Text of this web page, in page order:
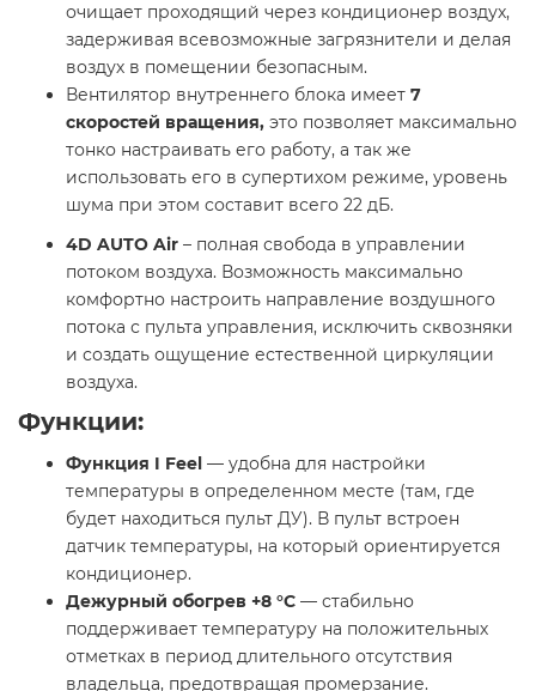
очищает проходящий через кондиционер воздух,
задерживая всевозможные загрязнители и делая
воздух в помещении безопасным.
Вентилятор внутреннего блока имеет 7
скоростей вращения, это позволяет максимально
тонко настраивать его работу, а так же
использовать его в супертихом режиме, уровень
шума при этом составит всего 22 дБ.
4D AUTO Air – полная свобода в управлении
потоком воздуха. Возможность максимально
комфортно настроить направление воздушного
потока с пульта управления, исключить сквозняки
и создать ощущение естественной циркуляции
воздуха.
Функции:
Функция I Feel — удобна для настройки
температуры в определенном месте (там, где
будет находиться пульт ДУ). В пульт встроен
датчик температуры, на который ориентируется
кондиционер.
Дежурный обогрев +8 °С — стабильно
поддерживает температуру на положительных
отметках в период длительного отсутствия
владельца, предотвращая промерзание.